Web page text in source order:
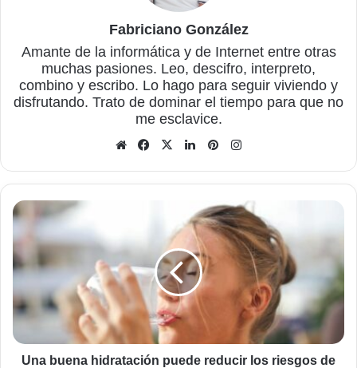
Fabriciano González
Amante de la informática y de Internet entre otras
muchas pasiones. Leo, descifro, interpreto,
combino y escribo. Lo hago para seguir viviendo y
disfrutando. Trato de dominar el tiempo para que no
me esclavice.
Sitio
Facebook
X LinkedInPinterest
Una
buena
hidratación
puede
reducir
los
riesgos
de
insuficiencia
cardiaca
Una buena hidratación puede reducir los riesgos de